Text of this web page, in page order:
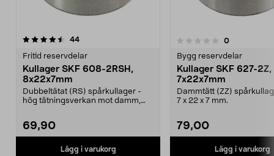
44recensioner
Fritid reservdelar
Kullager SKF 608-2RSH,
8x22x7mm
Dubbeltätat (RS) spårkullager -
hög tätningsverkan mot damm,
69,90
Lägg i varukorg
0.0 av 5 stjärnor 0recensioner
Bygg reservdelar
Kullager SKF 627-2Z,
7x22x7mm
Dammtätt (ZZ)
7 x 22 x 7 mm.
79,00
Lägg i varukorg
5.0av 5 stjärnor